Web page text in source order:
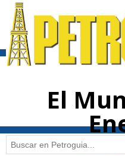
El
Buscar